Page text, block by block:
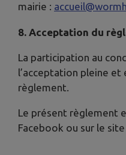
mairie :
8. Acceptation du
La participation au
l’acceptation pleine et
règlement.
Le présent règlement
Facebook ou sur le